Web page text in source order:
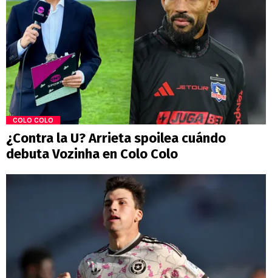
COLO COLO
¿Contra la U? Arrieta spoilea cuándo
debuta Vozinha en Colo Colo